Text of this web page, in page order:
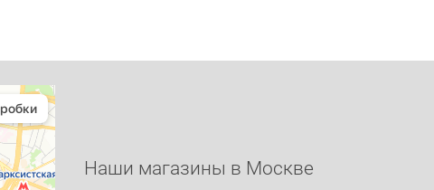
Наши магазины в Москве